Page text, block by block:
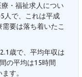
・福祉求人につい
人で、これは平成
要は落ち着いたこ
歳で、平均年収は
の平均は15時間
す。